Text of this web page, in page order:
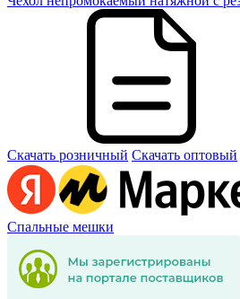
Скачать розничный Скачать оптовый
Спальные мешки